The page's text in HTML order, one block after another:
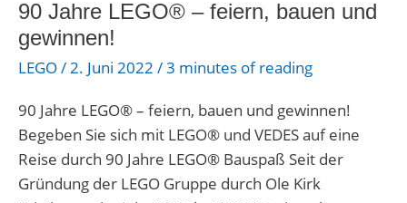
90 Jahre LEGO® – feiern, bauen und
gewinnen!
LEGO/2. Juni 2022 /3 minutes of reading
90 Jahre LEGO® – feiern, bauen und gewinnen!
Begeben Sie sich mit LEGO® und VEDES auf eine
Reise durch 90 Jahre LEGO® Bauspaß Seit der
Gründung der LEGO Gruppe durch Ole Kirk
LEGO®
–
feiern,
und
gewinnen!